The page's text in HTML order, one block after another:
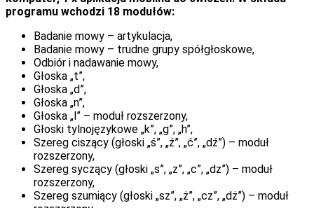
programu wchodzi 18 modułów:
Badanie mowy – artykulacja,
Badanie mowy – trudne grupy spółgłoskowe,
Odbiór i nadawanie mowy,
Głoska „t”,
Głoska „d”,
Głoska „n”,
Głoska „l” – moduł rozszerzony,
Głoski tylnojęzykowe „k”, „g”, „h”,
Szereg ciszący (głoski „ś”, „ź”, „ć”, „dź”) – moduł
rozszerzony,
Szereg syczący (głoski „s”, „z”, „c”, „dz”) – moduł
rozszerzony,
Szereg szumiący (głoski „sz”, „ż”, „cz”, „dż”) – moduł